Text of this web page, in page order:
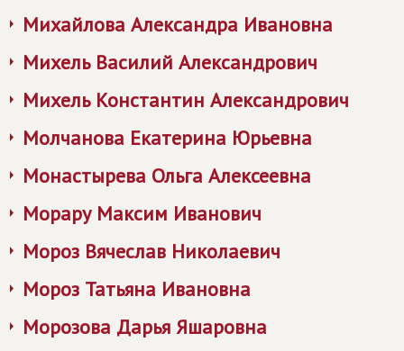
Михайлова Александра Ивановна
Михель Василий Александрович
Михель Константин Александрович
Молчанова Екатерина Юрьевна
Монастырева Ольга Алексеевна
Морару Максим Иванович
Мороз Вячеслав Николаевич
Мороз Татьяна Ивановна
Морозова Дарья Яшаровна